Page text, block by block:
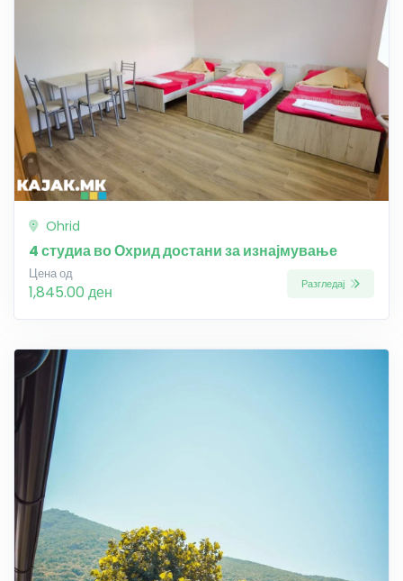
Ohrid
4 студиа во Охрид достани за изнајмување
Цена од
1,845.00 ден Разгледај